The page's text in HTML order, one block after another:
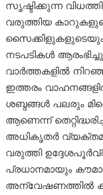
സൃഷ്ടിക്കുന്ന
വരുത്തിയ
നടപടികൾ
വാർത്തകളിൽ
ഇത്തരം
ശബ്ദങ്ങൾ പലരും
ആണെന്ന്
അധികൃതർ
വരുത്തി
പ്രധാനമായും
അന്വേഷണത്തിൽ